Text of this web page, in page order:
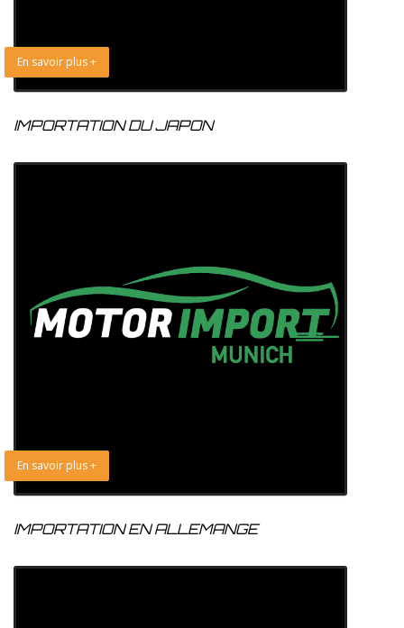
En savoir plus +
IMPORTATION DU JAPON
En savoir plus +
IMPORTATION EN ALLEMANGE